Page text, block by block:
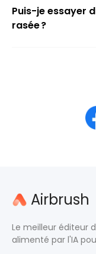
Puis-je essayer
rasée ?
Airbrush
Le meilleur éditeur
alimenté par l'IA